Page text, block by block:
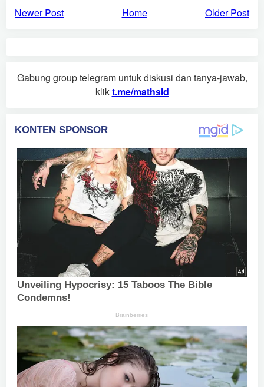
Newer Post Older Post
Home
Gabung group telegram untuk diskusi dan tanya-jawab,
klikt.me/mathsid